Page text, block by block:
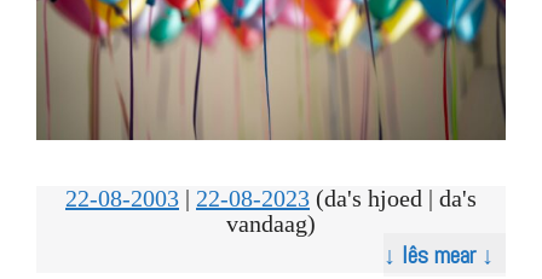
22-08-2003 | 22-08-2023 (da's hjoed | da's
vandaag)
↓ lês mear ↓